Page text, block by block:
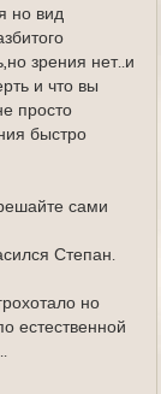
но вид
зрения нет..и
и что вы
просто
быстро
сами
Степан.
но
естественной